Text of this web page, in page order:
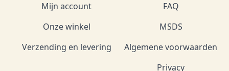
Mijn account
Onze winkel
Verzending en levering
FAQ
MSDS
Algemene voorwaarden
Privacy